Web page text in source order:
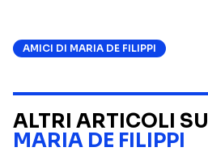
AMICI DI MARIA DE FILIPPI
ALTRI ARTICOLI SU
MARIA DE FILIPPI